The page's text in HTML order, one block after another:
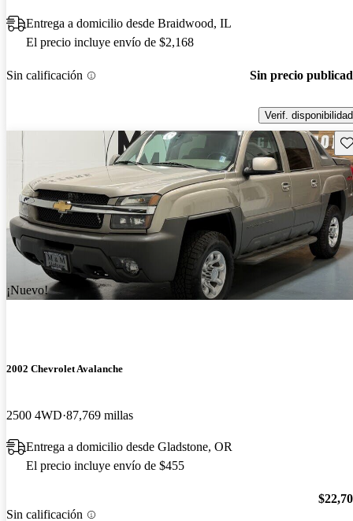
Entrega a domicilio desde Braidwood, IL
El precio incluye envío de $2,168
Sin calificación Sin precio
Verif. disponibilidad
¡Nuevo!
2002 Chevrolet Avalanche
2500 4WD 87,769 millas
Entrega a domicilio desde Gladstone, OR
El precio incluye envío de $455
Sin calificación